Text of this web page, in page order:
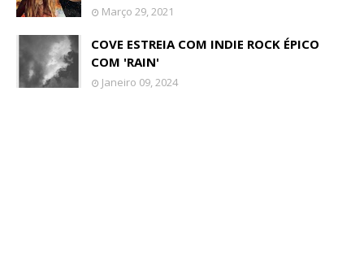
Março 29, 2021
COVE ESTREIA COM INDIE ROCK ÉPICO
COM 'RAIN'
Janeiro 09, 2024